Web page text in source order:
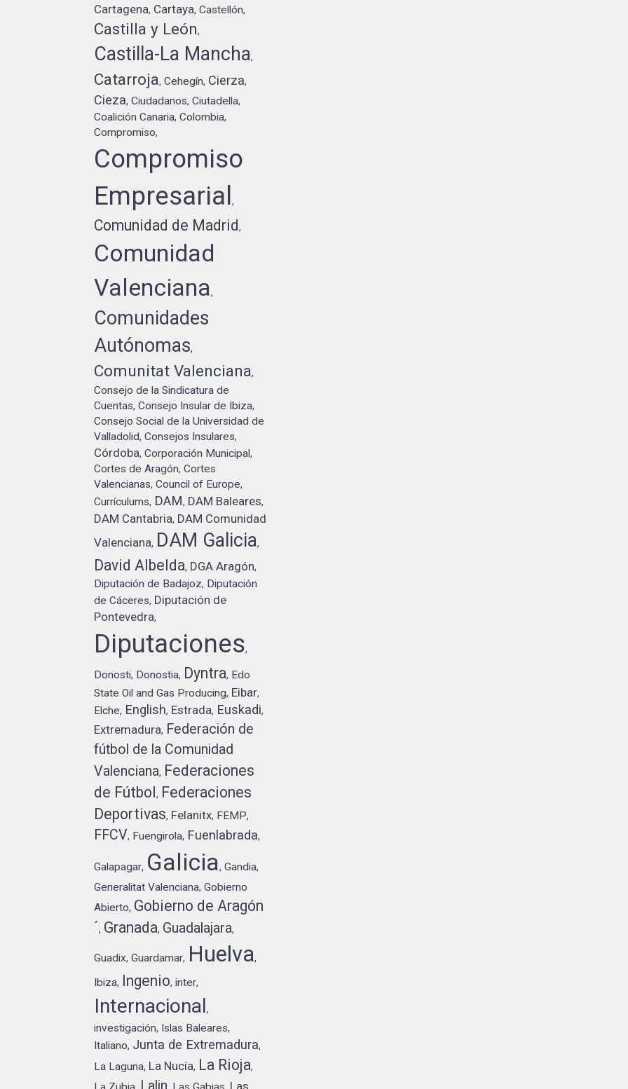
Cartagena, Cartaya,Castellón,
Castilla y León,
Castilla-La Mancha,
Catarroja,Cehegín, Cierza,
Cieza,Ciudadanos,Ciutadella,
Coalición Canaria,Colombia,
Compromiso,
Compromiso
Empresarial,
Comunidad de Madrid,
Comunidad
Valenciana,
Comunidades
Autónomas,
Comunitat Valenciana,
Consejo de la Sindicatura de
Cuentas,Consejo Insular de Ibiza,
Consejo Social de la Universidad de
Valladolid,Consejos Insulares,
Córdoba,Corporación Municipal,
Cortes de Aragón,Cortes
Valencianas,Council of Europe,
Currículums, DAM, DAM Baleares,
DAM Cantabria, DAM Comunidad
Valenciana, DAM Galicia,
David Albelda, DGA Aragón,
Diputación de Badajoz, Diputación
de Cáceres, Diputación de
Pontevedra,
Diputaciones,
Donosti, Donostia, Dyntra, Edo
State Oil and Gas Producing, Eibar,
Elche, English, Estrada, Euskadi,
Extremadura, Federación de
fútbol de la Comunidad
Valenciana, Federaciones
de Fútbol, Federaciones
Deportivas, Felanitx, FEMP,
FFCV, Fuengirola, Fuenlabrada,
Galapagar, Galicia,Gandia,
Generalitat Valenciana,Gobierno
Abierto, Gobierno de Aragón
´, Granada, Guadalajara,
Guadix,Guardamar, Huelva,
Ibiza, Ingenio,inter,
Internacional,
investigación, Islas Baleares,
Italiano, Junta de Extremadura,
La Laguna, La Nucía, La Rioja,